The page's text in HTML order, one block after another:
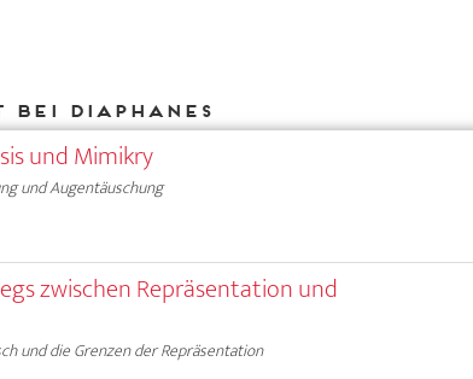
DIAPHANES
und Mimikry
und Augentäuschung
zwischen Repräsentation und
und die Grenzen der Repräsentation